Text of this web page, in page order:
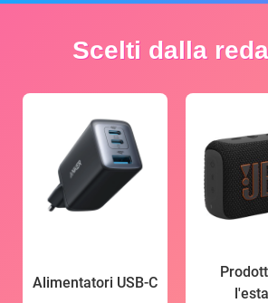
Scelti dalla
Alimentatori USB-C